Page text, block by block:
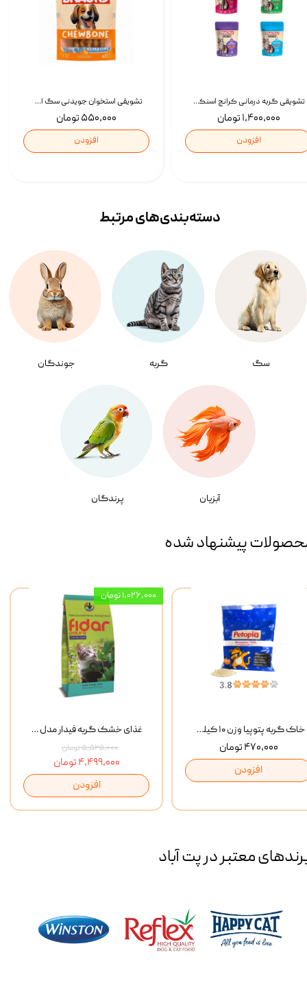
تشویقی استخوان جویدنی سگ اسنکی کرانچی با طعم مرغ Snacky Crunchy Munchy وزن 100 گرم
۵۵۰,۰۰۰ تومان
افزودن
تشویقی گربه درمانی کرانچ اسنکی با طعم میکس Snacky Crunch Cat Treats وزن 60 گرم بسته 4 عددی
۱,۴۰۰,۰۰۰ تومان
افزودن
سگ گربه جوندگان
آبزیان پرندگان
دسته‌بندی‌‌های مرتبط
پیشنهاد شده
غذای خشک گربه فیدار مدل Adult وزن 10 کیلوگرم
۵,۵۲۵,۰۰۰ تومان
۴,۴۹۹,۰۰۰ تومان
افزودن
۱,۰۲۶,۰۰۰ تومان
خاک گربه پتوپیا وزن ۱۰ کیلوگرم
۴۷۰,۰۰۰ تومان
افزودن
معتبر در پت آباد